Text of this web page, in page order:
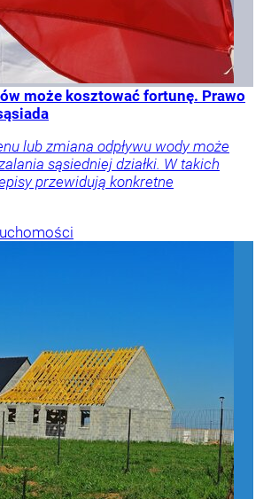
może kosztować fortunę. Prawo
lub zmiana odpływu wody może
sąsiedniej działki. W takich
przewidują konkretne